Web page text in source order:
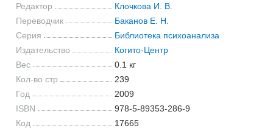
Редактор
Клочкова И. В.
Переводчик
Баканов Е. Н.
Серия
Библиотека психоанализа
Издательство
Когито-Центр
Вес
0.1 кг
Кол-во стр
239
Год
2009
ISBN
978-5-89353-286-9
Код
17665